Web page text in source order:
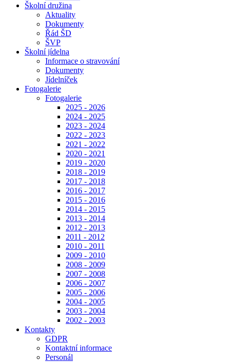
Školní družina
Aktuality
Dokumenty
Řád ŠD
ŠVP
Školní jídelna
Informace o stravování
Dokumenty
Jídelníček
Fotogalerie
Fotogalerie
2025 - 2026
2024 - 2025
2023 - 2024
2022 - 2023
2021 - 2022
2020 - 2021
2019 - 2020
2018 - 2019
2017 - 2018
2016 - 2017
2015 - 2016
2014 - 2015
2013 - 2014
2012 - 2013
2011 - 2012
2010 - 2011
2009 - 2010
2008 - 2009
2007 - 2008
2006 - 2007
2005 - 2006
2004 - 2005
2003 - 2004
2002 - 2003
Kontakty
GDPR
Kontaktní informace
Personál